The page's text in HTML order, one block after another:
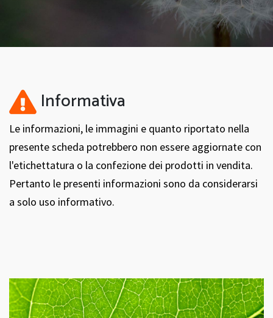
Informativa
Le informazioni, le immagini e quanto riportato nella
presente scheda potrebbero non essere aggiornate con
l'etichettatura o la confezione dei prodotti in vendita.
Pertanto le presenti informazioni sono da considerarsi
a solo uso informativo.